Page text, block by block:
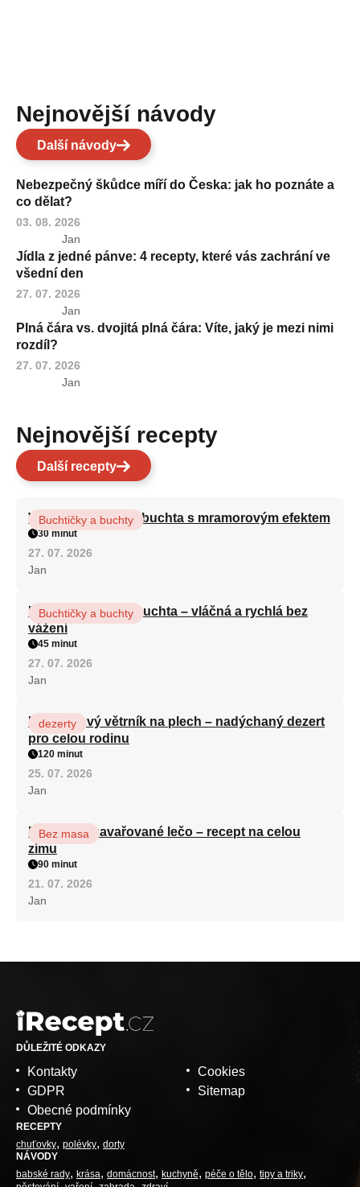
Nejnovější návody
Další návody
Nebezpečný škůdce míří do Česka: jak ho poznáte a
co dělat?
03. 08. 2026
Jan
Jídla z jedné pánve: 4 recepty, které vás zachrání ve
všední den
27. 07. 2026
Jan
Plná čára vs. dvojitá plná čára: Víte, jaký je mezi nimi
rozdíl?
27. 07. 2026
Jan
Nejnovější recepty
Další recepty
Vláčná olejová litá buchta s mramorovým efektem
Buchtičky a buchty
30 minut
27. 07. 2026
Jan
Hrnková maková buchta – vláčná a rychlá bez
vážení
Buchtičky a buchty
45 minut
27. 07. 2026
Jan
Karamelový větrník na plech – nadýchaný dezert
pro celou rodinu
dezerty
120 minut
25. 07. 2026
Jan
Babiččino zavařované lečo – recept na celou
zimu
Bez masa
90 minut
21. 07. 2026
Jan
DŮLEŽITÉ ODKAZY
Kontakty
GDPR
Obecné podmínky
Cookies
Sitemap
RECEPTY
chuťovky polévky dorty
NÁVODY
babské rady
krása domácnost kuchyně péče o tělo tipy a triky